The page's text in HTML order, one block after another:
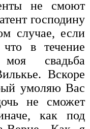
не смоют
господину
случае, если
в течение
свадьба
Вскоре
умоляю Вас
не сможет
как под